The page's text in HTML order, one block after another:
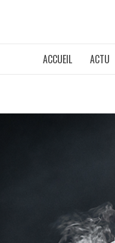
ACCUEIL ACTU